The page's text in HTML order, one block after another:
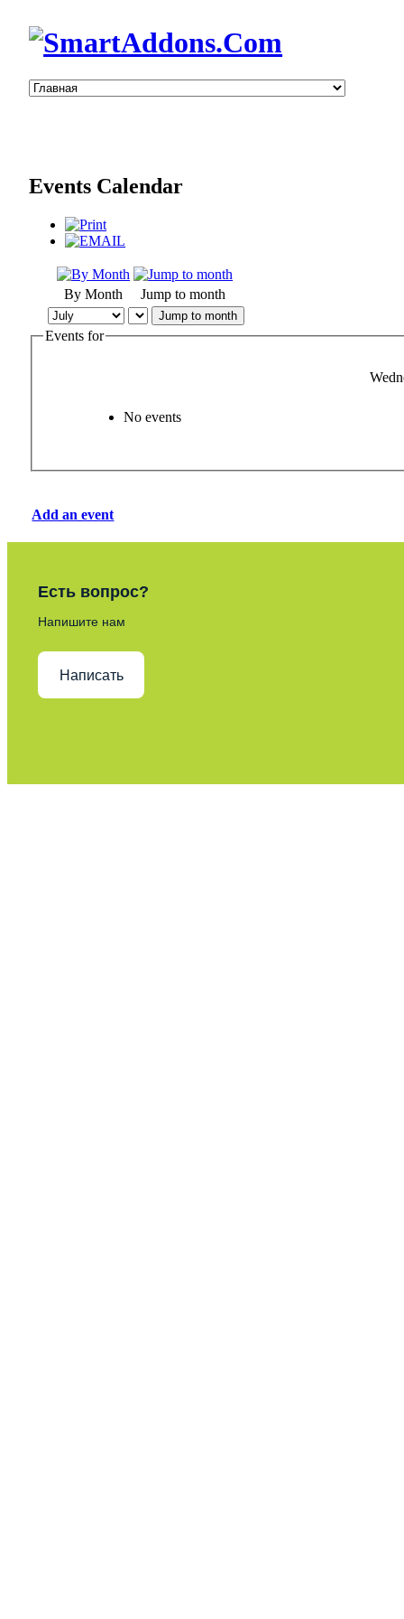
Events Calendar
By Month Jump to month
Jump to month
Events for
No events
Add an event
Есть вопрос?
Напишите нам
Написать